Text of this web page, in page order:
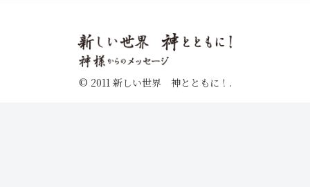
© 2011 新しい世界 神とともに！.